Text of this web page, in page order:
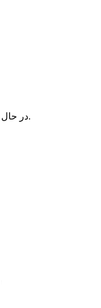
در حال حاضر سبد خرید شما خالی می‌باشد.